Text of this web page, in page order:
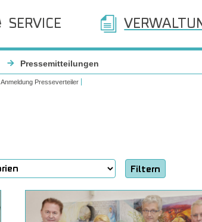
SERVICE
Pressemitteilungen
Anmeldung Presseverteiler